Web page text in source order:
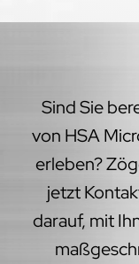
Sind Sie
von HSA
erleben?
jetzt
darauf, mit